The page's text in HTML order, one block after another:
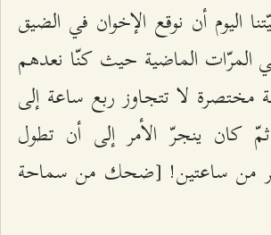
اليوم أن نوقع الإخوان في الضيق
المرّات الماضية حيث كنّا نعدهم
مختصرة لا تتجاوز ربع ساعة إلى
ينجرّ الأمر إلى أن تطول
من ساعتين! [ضحك من سماحة